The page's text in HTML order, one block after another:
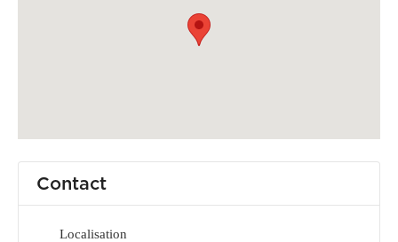
Contact
Localisation